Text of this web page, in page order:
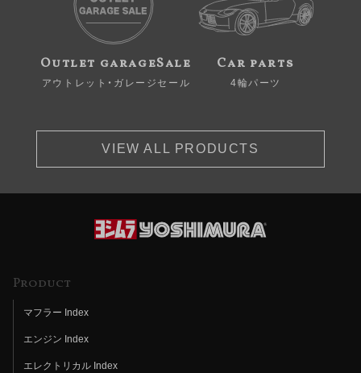
Outlet garageSale
アウトレット・ガレージセール
Car parts
4輪パーツ
VIEW ALL PRODUCTS
Product
マフラー Index
エンジン Index
エレクトリカル Index